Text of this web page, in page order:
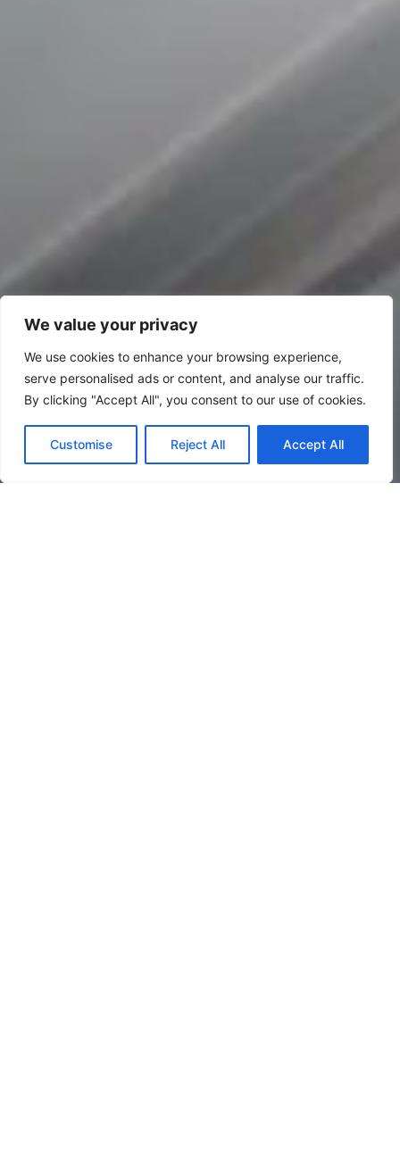
We value your privacy
We use cookies to enhance your browsing experience,
serve personalised ads or content, and analyse our traffic.
By clicking "Accept All", you consent to our use of cookies.
Customise Reject All Accept All